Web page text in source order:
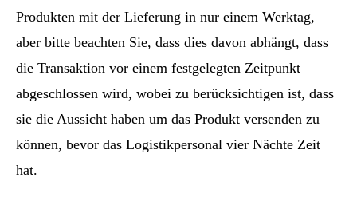
Produkten mit der Lieferung in nur einem Werktag,
aber bitte beachten Sie, dass dies davon abhängt, dass
die Transaktion vor einem festgelegten Zeitpunkt
abgeschlossen wird, wobei zu berücksichtigen ist, dass
sie die Aussicht haben um das Produkt versenden zu
können, bevor das Logistikpersonal vier Nächte Zeit
hat.